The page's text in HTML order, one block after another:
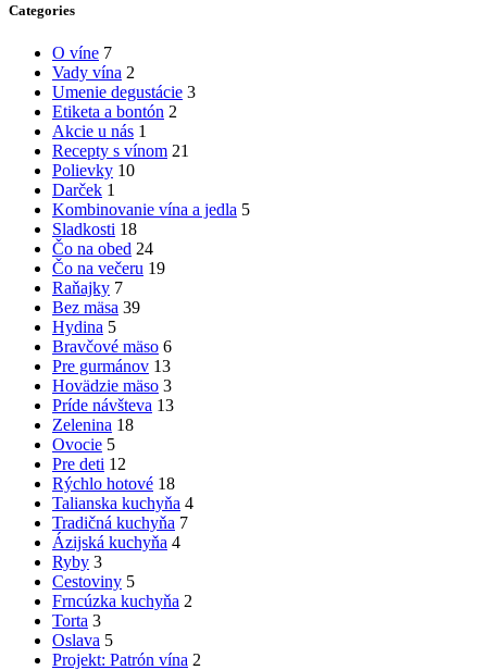
Categories
O víne 7
Vady vína 2
Umenie degustácie 3
Etiketa a bontón 2
Akcie u nás 1
Recepty s vínom 21
Polievky 10
Darček 1
Kombinovanie vína a jedla 5
Sladkosti 18
Čo na obed 24
Čo na večeru 19
Raňajky 7
Bez mäsa 39
Hydina 5
Bravčové mäso 6
Pre gurmánov 13
Hovädzie mäso 3
Príde návšteva 13
Zelenina 18
Ovocie 5
Pre deti 12
Rýchlo hotové 18
Talianska kuchyňa 4
Tradičná kuchyňa 7
Ázijská kuchyňa 4
Ryby 3
Cestoviny 5
Frncúzka kuchyňa 2
Torta 3
Oslava 5
Projekt: Patrón vína 2